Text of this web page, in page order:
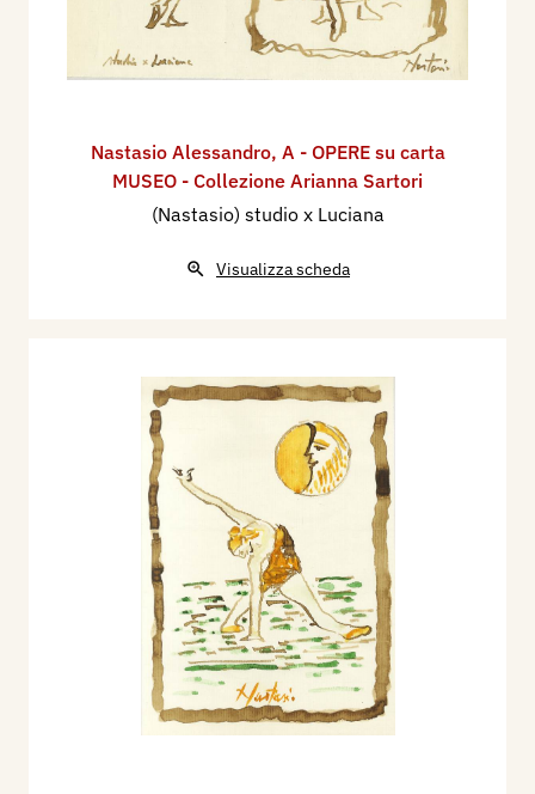
Nastasio Alessandro, A - OPERE su carta
MUSEO - Collezione Arianna Sartori
(Nastasio) studio x Luciana
Visualizza scheda